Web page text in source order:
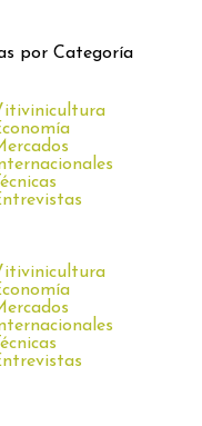
por Categoría
Técnicas
Técnicas